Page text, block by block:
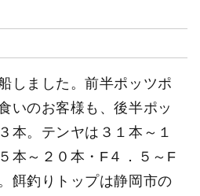
しました。前半ポッツポ
いのお客様も、後半ポッ
本。テンヤは３１本～１
本～２０本・F４．５～F
餌釣りトップは静岡市の